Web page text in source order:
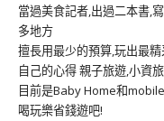
當過美食記者,出過二本書,
多地方
擅長用最少的預算,玩出最
自己的心得 親子旅遊,小資
目前是Baby Home和
喝玩樂省錢遊吧!